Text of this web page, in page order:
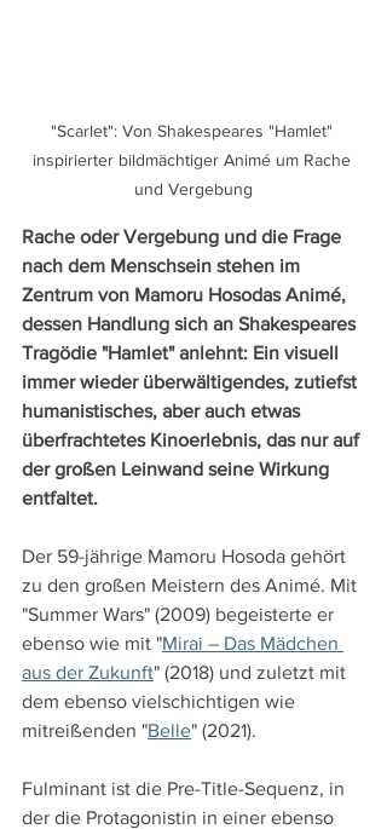
"Scarlet": Von Shakespeares "Hamlet"
inspirierter bildmächtiger Animé um Rache
und Vergebung
Rache oder Vergebung und die Frage
nach dem Menschsein stehen im
Zentrum von Mamoru Hosodas Animé,
dessen Handlung sich an Shakespeares
Tragödie "Hamlet" anlehnt: Ein visuell
immer wieder überwältigendes, zutiefst
humanistisches, aber auch etwas
überfrachtetes Kinoerlebnis, das nur auf
der großen Leinwand seine Wirkung
entfaltet.
Der 59-jährige Mamoru Hosoda gehört
zu den großen Meistern des Animé. Mit
"Summer Wars" (2009) begeisterte er
ebenso wie mit "Mirai – Das Mädchen
aus der Zukunft" (2018) und zuletzt mit
dem ebenso vielschichtigen wie
mitreißenden "Belle" (2021).
Fulminant ist die Pre-Title-Sequenz, in
der die Protagonistin in einer ebenso